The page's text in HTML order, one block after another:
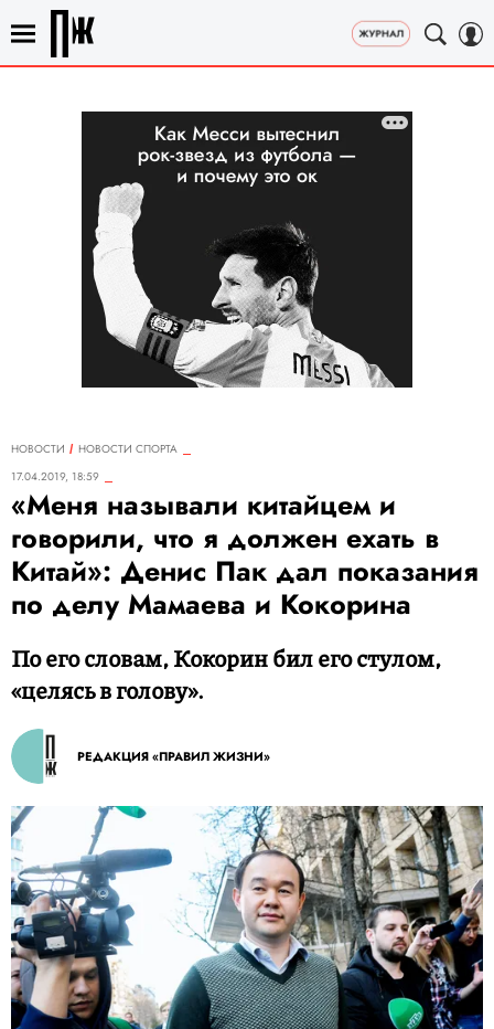
НОВОСТИ
НОВОСТИ СПОРТА
17.04.2019, 18:59
«Меня называли китайцем и
говорили, что я должен ехать в
Китай»: Денис Пак дал показания
по делу Мамаева и Кокорина
По его словам, Кокорин бил его стулом,
«целясь в голову».
РЕДАКЦИЯ «ПРАВИЛ ЖИЗНИ»